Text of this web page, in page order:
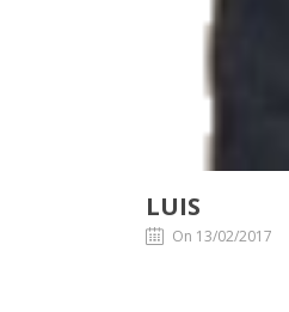
LUIS
On 13/02/2017